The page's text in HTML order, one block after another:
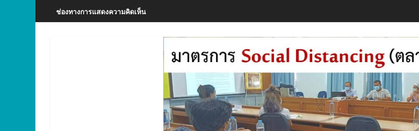
ช่องทางการแสดงความคิดเห็น